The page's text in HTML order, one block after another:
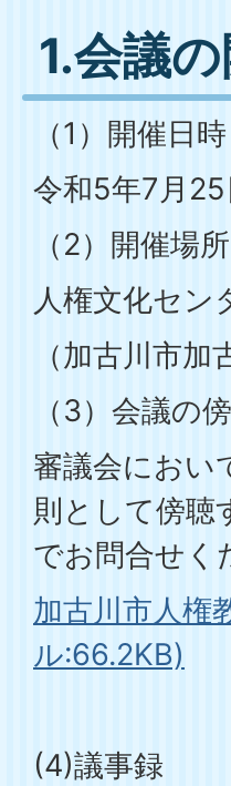
1.会議
（1）開催日時
令和5年7月
（2）開催場所
人権文化セ
（加古川市加
（3）会議の
審議会におい
則として傍聴
でお問合せく
加古川市人権
ル:66.2KB)
(4)議事録